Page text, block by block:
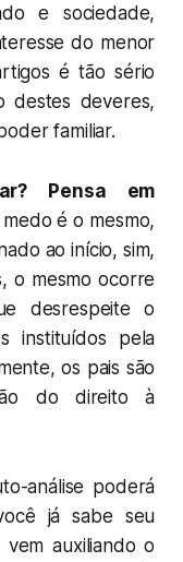
e sociedade,
do menor
é tão sério
destes deveres,
familiar.
Pensa em
é o mesmo,
ao início, sim,
o mesmo ocorre
desrespeite o
instituídos pela
os pais são
do direito à
análise poderá
já sabe seu
auxiliando o